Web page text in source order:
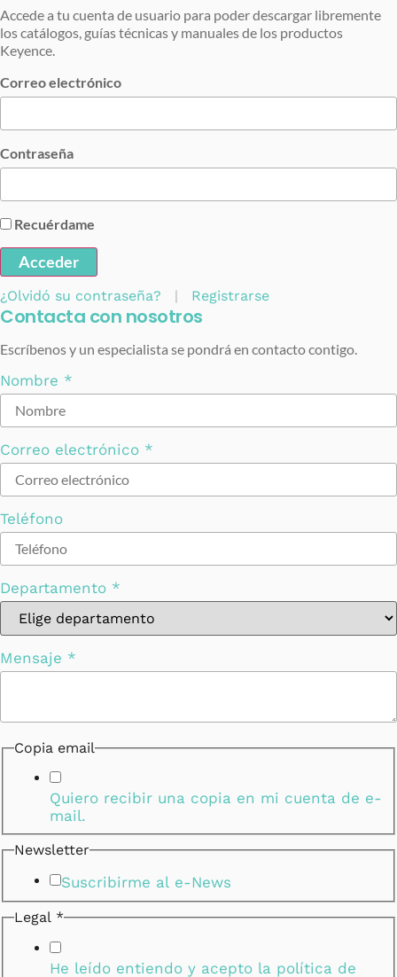
Accede a tu cuenta de usuario para poder descargar libremente
los catálogos, guías técnicas y manuales de los productos
Keyence.
Correo electrónico
Contraseña
Recuérdame
Acceder
¿Olvidó su contraseña? | Registrarse
Contacta con nosotros
Escríbenos y un especialista se pondrá en contacto contigo.
Nombre *
Correo electrónico *
Teléfono
Departamento *
Mensaje *
Copia email
Quiero recibir una copia en mi cuenta de e-
mail.
Newsletter
Suscribirme al e-News
Legal *
He leído entiendo y acepto la política de